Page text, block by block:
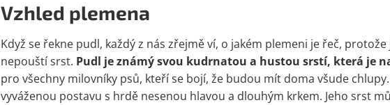
Vzhled plemena
Když se řekne pudl, každý z nás zřejmě ví, o jakém plemeni je řeč,
nepouští srst. Pudl je známý svou kudrnatou a hustou srstí, která je
pro všechny milovníky psů, kteří se bojí, že budou mít doma všude
vyváženou postavu s hrdě nesenou hlavou a dlouhým krkem. Jeho srst